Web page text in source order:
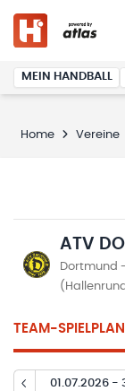
MEIN HANDBALL
Home Vereine
ATV
Dortmund
TEAM-SPIELPLAN
01.07.2026 -